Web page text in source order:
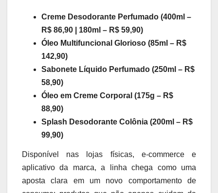
Creme Desodorante Perfumado (400ml –
R$ 86,90 | 180ml – R$ 59,90)
Óleo Multifuncional Glorioso (85ml – R$
142,90)
Sabonete Líquido Perfumado (250ml – R$
58,90)
Óleo em Creme Corporal (175g – R$
88,90)
Splash Desodorante Colônia (200ml – R$
99,90)
Disponível nas lojas físicas, e-commerce e
aplicativo da marca, a linha chega como uma
aposta clara em um novo comportamento de